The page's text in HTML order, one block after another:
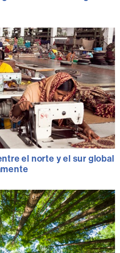
el norte y el sur global